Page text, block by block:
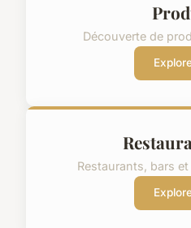
Découverte de
Restaurants, bars